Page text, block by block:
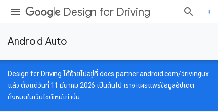
Design for Driving
Android Auto
Design for Driving ได้ย้ายไปอยู่ที่ docs.partner.android.com/drivingux
แล้ว ตั้งแต่วันที่ 11 มีนาคม 2026 เป็นต้นไป เราจะเผยแพร่ข้อมูลอัปเดต
ทั้งหมดในเว็บไซต์ใหม่เท่านั้น